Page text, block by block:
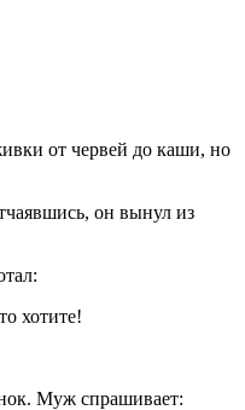
от червей до каши, но
он вынул из
хотите!
Муж спрашивает: